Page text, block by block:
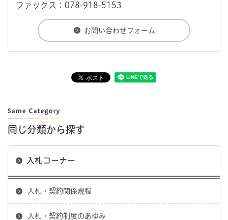
ファックス：078-918-5153
同じ分類から探す
入札コーナー
入札・契約関係規程
入札・契約制度のあゆみ